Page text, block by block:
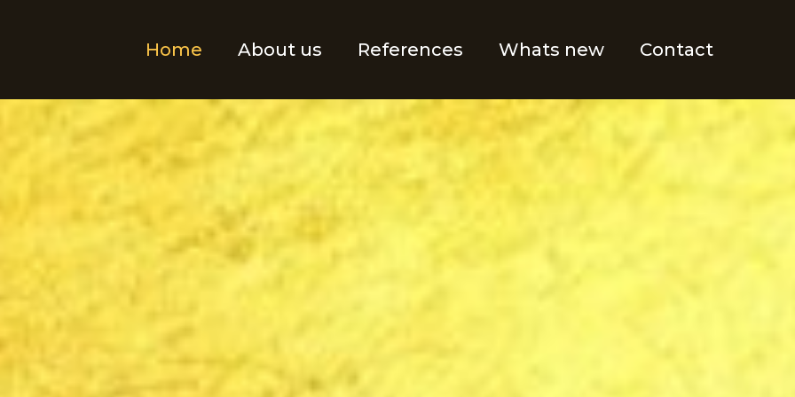
Home About us References Whats new Contact